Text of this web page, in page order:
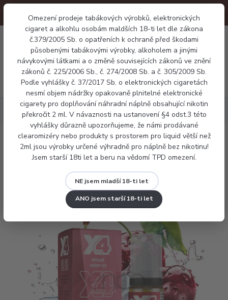
Omezení prodeje tabákových výrobků, elektronických
cigaret a alkohlu osobám maldších 18-ti let dle zákona
č.379/2005 Sb. o opatřeních k ochraně před škodami
působenými tabákovými výrobky, alkoholem a jinými
návykovými látkami a o změně souvisejících zákonů ve znění
zákonů č. 225/2006 Sb., č. 274/2008 Sb. a č. 305/2009 Sb.
Podle vyhlášky č. 37/2017 Sb. o elektronických cigaretách
nesmí objem nádržky opakovaně plnitelné elektronické
cigarety pro doplňování náhradní náplně obsahující nikotin
překročit 2 ml. V návaznosti na ustanovení §4 odst.3 této
vyhlášky důrazně upozorňujeme, že námi prodávané
clearomizéry nebo produkty s prostorem pro liquid větší než
2ml jsou výrobky určené výhradně pro náplně bez nikotinu!
Jsem starší 18ti let a beru na vědomí TPD omezení.
NE jsem mladší 18-ti let
ANO jsem starší 18-ti let
Menu
0 Kč
Náplně Nikotinová sůl X4 salt - Cherry Ice
X4 salt - Cherry Ice